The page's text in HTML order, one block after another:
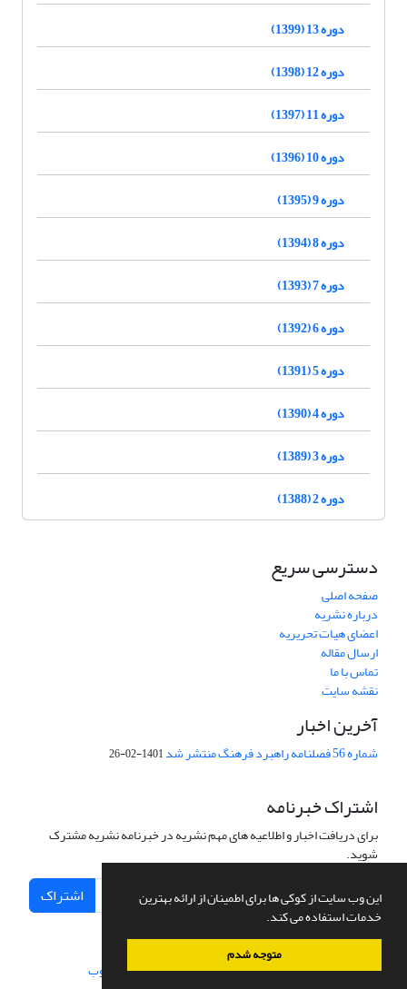
این وب سایت از کوکی ها برای اطمینان از ارائه بهترین
خدمات استفاده می کند.
متوجه شدم
دوره 13 (1399)
دوره 12 (1398)
دوره 11 (1397)
دوره 10 (1396)
دوره 9 (1395)
دوره 8 (1394)
دوره 7 (1393)
دوره 6 (1392)
دوره 5 (1391)
دوره 4 (1390)
دوره 3 (1389)
دوره 2 (1388)
دسترسی سریع
صفحه اصلی
درباره نشریه
اعضای هیات تحریریه
ارسال مقاله
تماس با ما
نقشه سایت
آخرین اخبار
شماره 56 فصلنامه راهبرد فرهنگ منتشر شد 1401-02-26
اشتراک خبرنامه
برای دریافت اخبار و اطلاعیه های مهم نشریه در خبرنامه نشریه مشترک
شوید.
اشتراک
سامانه مدیریت نشریات علمی.طراحی و پیاده سازی از سیناوب